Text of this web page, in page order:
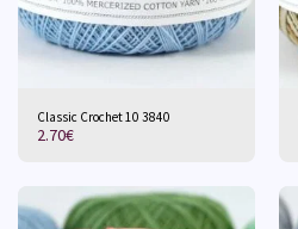
Classic Crochet 10 3840
2.70€